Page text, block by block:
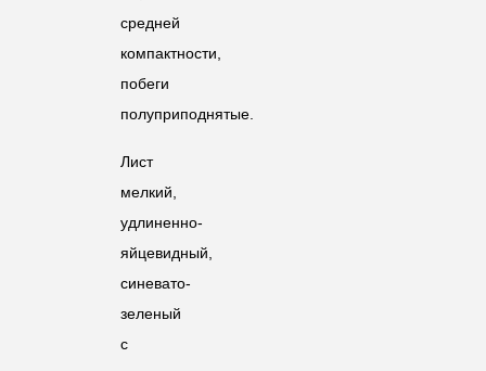
средней
компактности,
побеги
полуприподнятые.
Лист
мелкий,
удлиненно-
яйцевидный,
синевато-
зеленый
с